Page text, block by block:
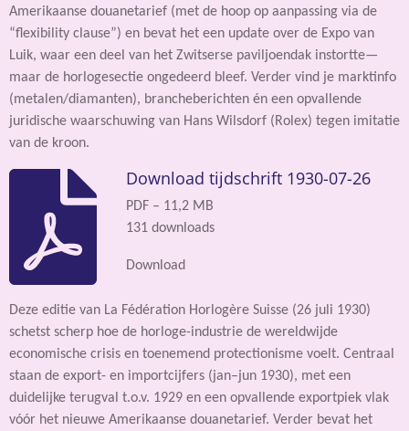
Amerikaanse douanetarief (met de hoop op aanpassing via de
“flexibility clause”) en bevat het een update over de Expo van
Luik, waar een deel van het Zwitserse paviljoendak instortte—
maar de horlogesectie ongedeerd bleef. Verder vind je marktinfo
(metalen/diamanten), brancheberichten én een opvallende
juridische waarschuwing van Hans Wilsdorf (Rolex) tegen imitatie
van de kroon.
Download tijdschrift 1930-07-26
PDF – 11,2 MB
131 downloads
Download
Deze editie van La Fédération Horlogère Suisse (26 juli 1930)
schetst scherp hoe de horloge-industrie de wereldwijde
economische crisis en toenemend protectionisme voelt. Centraal
staan de export- en importcijfers (jan–jun 1930), met een
duidelijke terugval t.o.v. 1929 en een opvallende exportpiek vlak
vóór het nieuwe Amerikaanse douanetarief. Verder bevat het